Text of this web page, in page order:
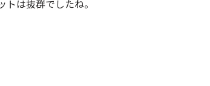
は抜群でしたね。